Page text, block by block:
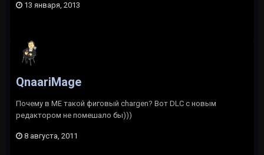
13 января, 2013
QnaariMage
Почему в ME такой фиговый chargen? Вот DLC с новым
редактором не помешало бы)))
8 августа, 2011